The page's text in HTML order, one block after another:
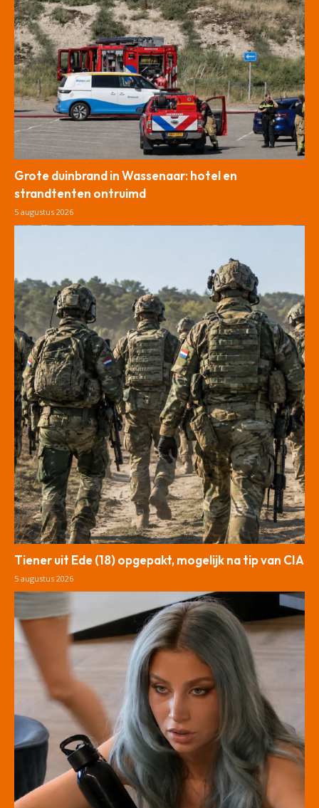
Grote duinbrand in Wassenaar: hotel en
strandtenten ontruimd
5 augustus 2026
Tiener uit Ede (18) opgepakt, mogelijk na tip van CIA
5 augustus 2026